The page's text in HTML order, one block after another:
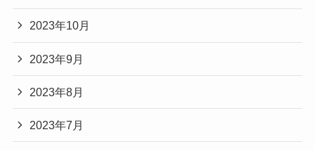
2023年10月
2023年9月
2023年8月
2023年7月